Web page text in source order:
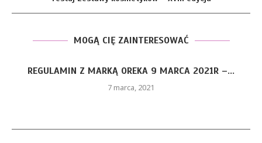
MOGĄ CIĘ ZAINTERESOWAĆ
REGULAMIN Z MARKĄ OREKA 9 MARCA 2021R –...
7 marca, 2021